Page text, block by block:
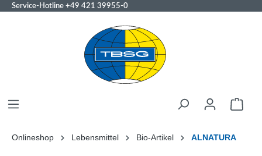
Service-Hotline +49 421 39955-0
Onlineshop Lebensmittel Bio-Artikel ALNATURA